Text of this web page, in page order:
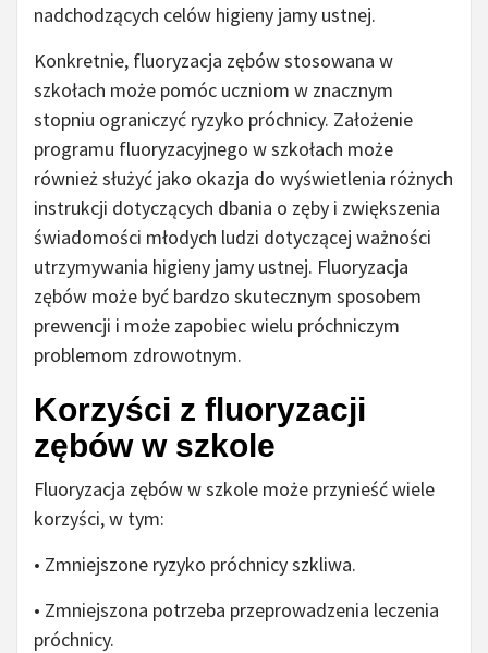
nadchodzących celów higieny jamy ustnej.
Konkretnie, fluoryzacja zębów stosowana w
szkołach może pomóc uczniom w znacznym
stopniu ograniczyć ryzyko próchnicy. Założenie
programu fluoryzacyjnego w szkołach może
również służyć jako okazja do wyświetlenia różnych
instrukcji dotyczących dbania o zęby i zwiększenia
świadomości młodych ludzi dotyczącej ważności
utrzymywania higieny jamy ustnej. Fluoryzacja
zębów może być bardzo skutecznym sposobem
prewencji i może zapobiec wielu próchniczym
problemom zdrowotnym.
Korzyści z fluoryzacji
zębów w szkole
Fluoryzacja zębów w szkole może przynieść wiele
korzyści, w tym:
• Zmniejszone ryzyko próchnicy szkliwa.
• Zmniejszona potrzeba przeprowadzenia leczenia
próchnicy.